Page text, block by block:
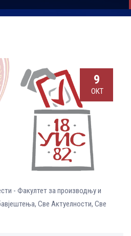
9
ОКТ
- Факултет за производњу и
, Све Aктуелности, Све